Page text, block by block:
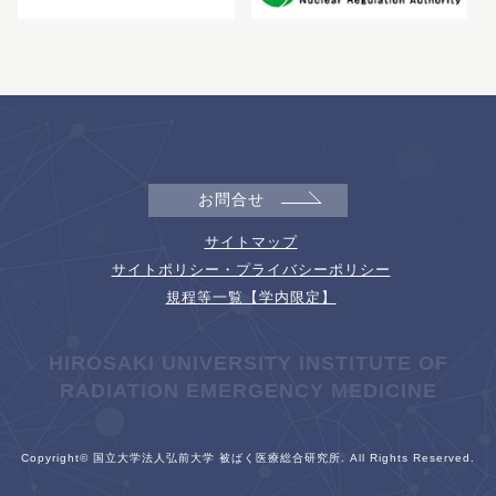
お問合せ
サイトマップ
サイトポリシー・プライバシーポリシー
規程等一覧【学内限定】
HIROSAKI UNIVERSITY INSTITUTE OF
RADIATION EMERGENCY MEDICINE
Copyright© 国立大学法人弘前大学 被ばく医療総合研究所. All Rights Reserved.